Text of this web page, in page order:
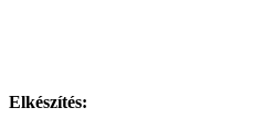
Elkészítés: